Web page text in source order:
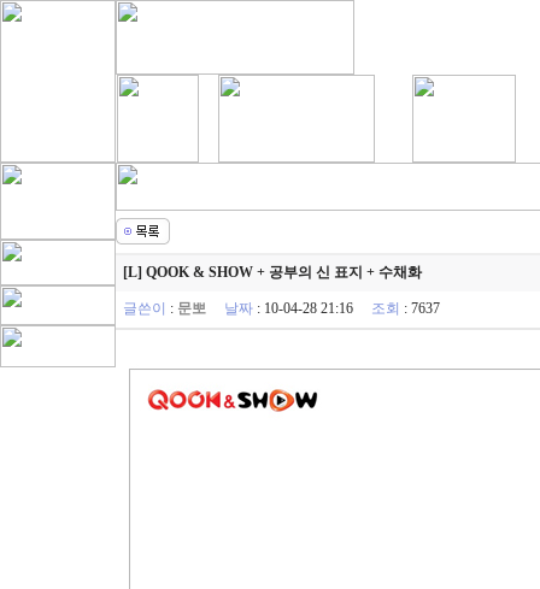
[L] QOOK & SHOW + 공부의 신 표지 + 수채화
글쓴이 : 문뽀 날짜 : 10-04-28 21:16 조회 : 7637